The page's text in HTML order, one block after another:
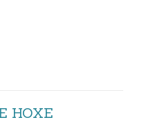
HOXE